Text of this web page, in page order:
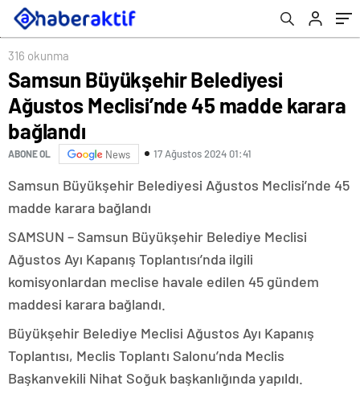
316 okunma
Samsun Büyükşehir Belediyesi
Ağustos Meclisi’nde 45 madde karara
bağlandı
ABONE OL News 17 Ağustos 2024 01:41
Samsun Büyükşehir Belediyesi Ağustos Meclisi’nde 45
madde karara bağlandı
SAMSUN – Samsun Büyükşehir Belediye Meclisi
Ağustos Ayı Kapanış Toplantısı’nda ilgili
komisyonlardan meclise havale edilen 45 gündem
maddesi karara bağlandı.
Büyükşehir Belediye Meclisi Ağustos Ayı Kapanış
Toplantısı, Meclis Toplantı Salonu’nda Meclis
Başkanvekili Nihat Soğuk başkanlığında yapıldı.